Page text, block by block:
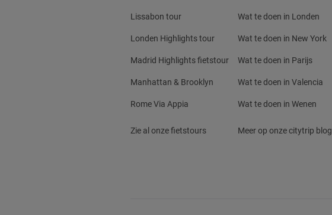
Lissabon tour
Londen Highlights tour
Madrid Highlights fietstour
Manhattan & Brooklyn
Rome Via Appia
Zie al onze fietstours
Wat te doen in Londen
Wat te doen in New York
Wat te doen in Parijs
Wat te doen in Valencia
Wat te doen in Wenen
Meer op onze citytrip blog